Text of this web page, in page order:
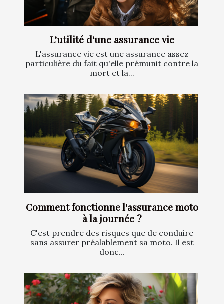
L’utilité d'une assurance vie
L'assurance vie est une assurance assez
particulière du fait qu'elle prémunit contre la
mort et la...
Comment fonctionne l'assurance moto
à la journée ?
C'est prendre des risques que de conduire
sans assurer préalablement sa moto. Il est
donc...